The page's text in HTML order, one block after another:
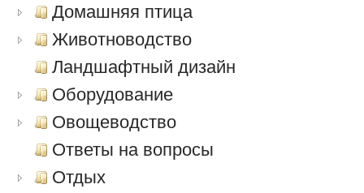
Домашняя птица
Животноводство
Ландшафтный дизайн
Оборудование
Овощеводство
Ответы на вопросы
Отдых